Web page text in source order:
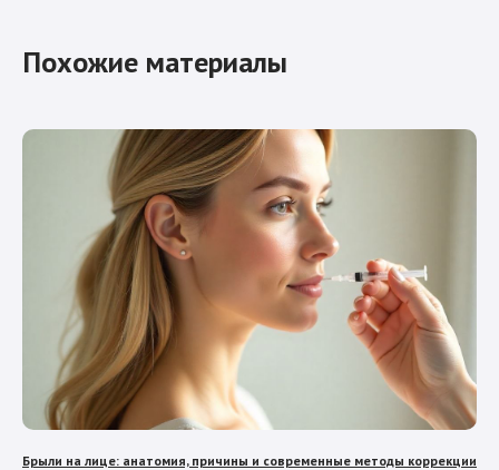
Похожие материалы
Брыли на лице: анатомия, причины и современные методы коррекции